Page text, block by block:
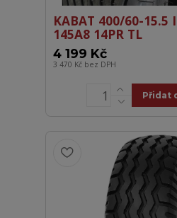
KABAT 400/60-15.5
145A8 14PR TL
4 199 Kč
3 470 Kč bez DPH
Přidat